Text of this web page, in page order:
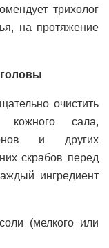
трихолог
на протяжение
очистить
кожного сала,
и других
скрабов перед
ингредиент
(мелкого или